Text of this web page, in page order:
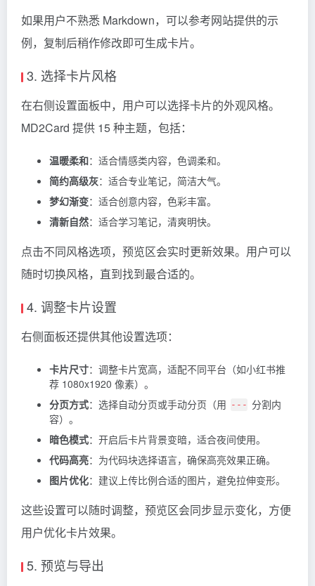
如果用户不熟悉 Markdown，可以参考网站提供的示
例，复制后稍作修改即可生成卡片。
3. 选择卡片风格
在右侧设置面板中，用户可以选择卡片的外观风格。
MD2Card 提供 15 种主题，包括：
温暖柔和：适合情感类内容，色调柔和。
简约高级灰：适合专业笔记，简洁大气。
梦幻渐变：适合创意内容，色彩丰富。
清新自然：适合学习笔记，清爽明快。
点击不同风格选项，预览区会实时更新效果。用户可以
随时切换风格，直到找到最合适的。
4. 调整卡片设置
右侧面板还提供其他设置选项：
卡片尺寸：调整卡片宽高，适配不同平台（如小红书推
荐 1080x1920 像素）。
分页方式：选择自动分页或手动分页（用 --- 分割内
容）。
暗色模式：开启后卡片背景变暗，适合夜间使用。
代码高亮：为代码块选择语言，确保高亮效果正确。
图片优化：建议上传比例合适的图片，避免拉伸变形。
这些设置可以随时调整，预览区会同步显示变化，方便
用户优化卡片效果。
5. 预览与导出